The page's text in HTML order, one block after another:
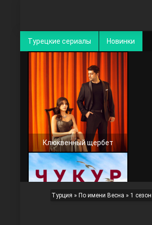
Турецкие сериалы Новинки
Клюквенный щербет
Турция » По имени Весна » 1 сезон